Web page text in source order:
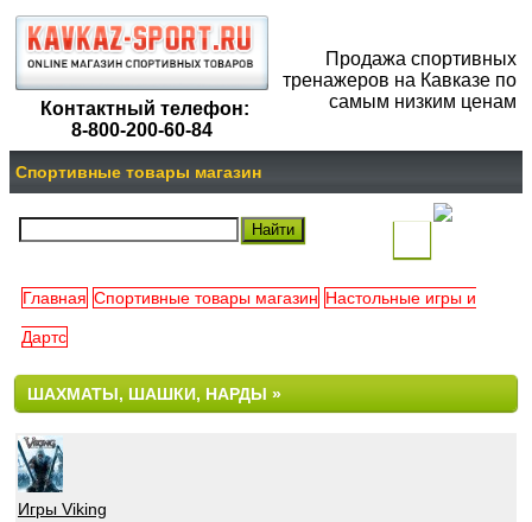
Контактный телефон:
8-800-200-60-84
Продажа спортивных
тренажеров на Кавказе по
самым низким ценам
Спортивные товары магазин
Главная Спортивные товары магазин Настольные игры и
Дартс
ШАХМАТЫ, ШАШКИ, НАРДЫ »
Игры Viking